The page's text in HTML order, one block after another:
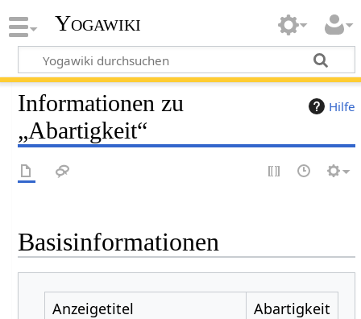
Yogawiki
Hilfe
Informationen zu
„Abartigkeit“
Basisinformationen
Anzeigetitel
Abartigkeit